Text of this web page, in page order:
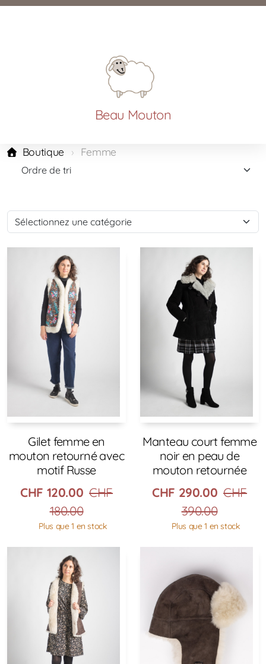
Beau Mouton
Boutique Femme
Gilet femme en
mouton retourné avec
motif Russe
CHF 120.00 CHF
180.00
Plus que 1 en stock
Manteau court femme
noir en peau de
mouton retournée
CHF 290.00 CHF
390.00
Plus que 1 en stock